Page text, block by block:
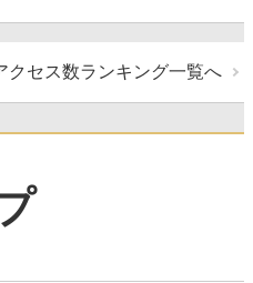
クセス数ランキング一覧へ